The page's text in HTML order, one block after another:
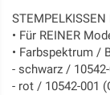
• Für REINER
• Farbspektrum /
- schwarz /
- rot / 10542-001